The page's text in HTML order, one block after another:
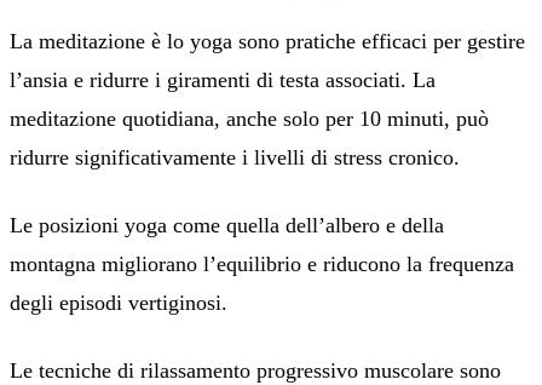
La meditazione è lo yoga sono pratiche efficaci per gestire
l’ansia e ridurre i giramenti di testa associati. La
meditazione quotidiana, anche solo per 10 minuti, può
ridurre significativamente i livelli di stress cronico.
Le posizioni yoga come quella dell’albero e della
montagna migliorano l’equilibrio e riducono la frequenza
degli episodi vertiginosi.
Le tecniche di rilassamento progressivo muscolare sono